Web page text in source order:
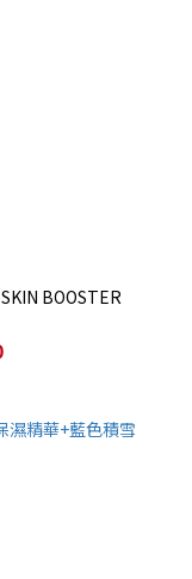
BOOSTER